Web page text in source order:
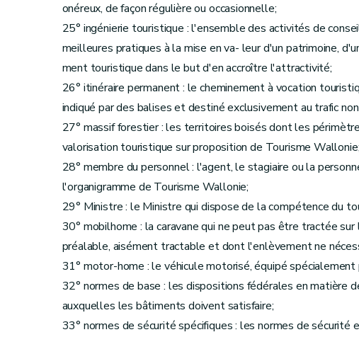
onéreux, de façon régulière ou occasionnelle;
25° ingénierie touristique : l'ensemble des activités de
meilleures pratiques à la mise en va- leur d'un patrimoine,
ment touristique dans le but d'en accroître l'attractivité;
26° itinéraire permanent : le cheminement à vocation
indiqué par des balises et destiné exclusivement au trafic
27° massif forestier : les territoires boisés dont les
valorisation touristique sur proposition de Tourisme Wallonie;
28° membre du personnel : l'agent, le stagiaire ou la
l'organigramme de Tourisme Wallonie;
29° Ministre : le Ministre qui dispose de la compétence du
30° mobilhome : la caravane qui ne peut pas être tractée
préalable, aisément tractable et dont l'enlèvement ne
31° motor-home : le véhicule motorisé, équipé
32° normes de base : les dispositions fédérales en matière
auxquelles les bâtiments doivent satisfaire;
33° normes de sécurité spécifiques : les normes de sécurité